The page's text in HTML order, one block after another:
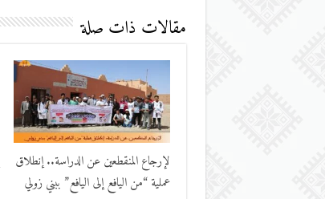
مقالات ذات صلة
لإرجاع المنقطعين عن الدراسة.. إنطلاق
عملية “من اليافع إلى اليافع” ببني زولي